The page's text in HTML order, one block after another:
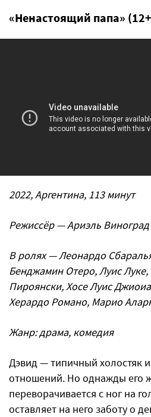
«Ненастоящий папа»
2022, Аргентина, 113 минут
Режиссёр — Ариэль Виноград
В ролях — Леонардо
Бенджамин Отеро, Луис
Пироянски, Хосе Луис
Херардо Романо, Марио
Жанр: драма, комедия
Дэвид — типичный холостяк
отношений. Но однажды его
переворачивается с ног на
оставляет на него заботу о